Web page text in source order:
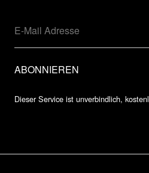
Dieser Service ist unverbindlich,